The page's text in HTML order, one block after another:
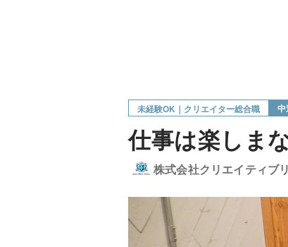
未経験OK｜クリエイター総合職 中
仕事は楽しま
株式会社クリエイティブ